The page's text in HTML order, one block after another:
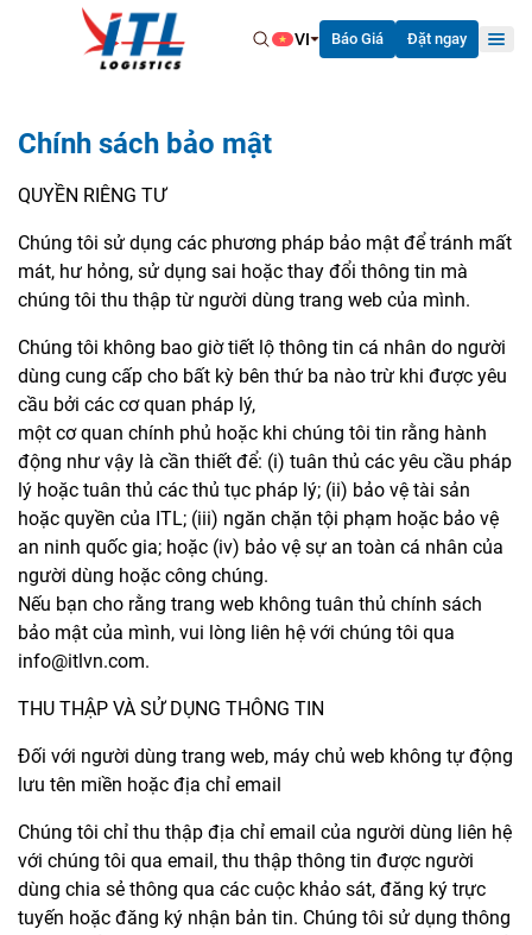
VI Báo Giá Đặt ngay
Trang chủ
Về Chúng Tôi
Dịch Vụ
Tin Tức
Cơ Hội Nghề Nghiệp
Liên Hệ
ĐIỆN THOẠI1900 633391
HỖ TRỢ: contact@itllogistics.vn
Chính sách bảo mật
QUYỀN RIÊNG TƯ
Chúng tôi sử dụng các phương pháp bảo mật để tránh mất
mát, hư hỏng, sử dụng sai hoặc thay đổi thông tin mà
chúng tôi thu thập từ người dùng trang web của mình.
Chúng tôi không bao giờ tiết lộ thông tin cá nhân do người
dùng cung cấp cho bất kỳ bên thứ ba nào trừ khi được yêu
cầu bởi các cơ quan pháp lý,
một cơ quan chính phủ hoặc khi chúng tôi tin rằng hành
động như vậy là cần thiết để: (i) tuân thủ các yêu cầu pháp
lý hoặc tuân thủ các thủ tục pháp lý; (ii) bảo vệ tài sản
hoặc quyền của ITL; (iii) ngăn chặn tội phạm hoặc bảo vệ
an ninh quốc gia; hoặc (iv) bảo vệ sự an toàn cá nhân của
người dùng hoặc công chúng.
Nếu bạn cho rằng trang web không tuân thủ chính sách
bảo mật của mình, vui lòng liên hệ với chúng tôi qua
info@itlvn.com.
THU THẬP VÀ SỬ DỤNG THÔNG TIN
Đối với người dùng trang web, máy chủ web không tự động
lưu tên miền hoặc địa chỉ email
Chúng tôi chỉ thu thập địa chỉ email của người dùng liên hệ
với chúng tôi qua email, thu thập thông tin được người
dùng chia sẻ thông qua các cuộc khảo sát, đăng ký trực
tuyến hoặc đăng ký nhận bản tin. Chúng tôi sử dụng thông